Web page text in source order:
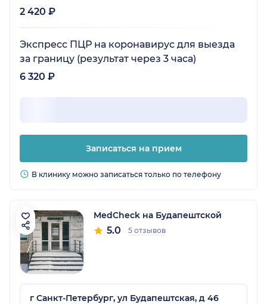
2 420 ₽
Экспресс ПЦР на коронавирус для выезда
за границу (результат через 3 часа)
6 320 ₽
Записаться на прием
В клинику можно записаться только по телефону
MedCheck на Будапештской
5.0 5 отзывов
г Санкт-Петербург, ул Будапештская, д 46